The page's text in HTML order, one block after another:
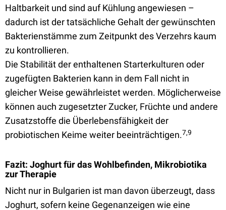
Haltbarkeit und sind auf Kühlung angewiesen –
dadurch ist der tatsächliche Gehalt der gewünschten
Bakterienstämme zum Zeitpunkt des Verzehrs kaum
zu kontrollieren.
Die Stabilität der enthaltenen Starterkulturen oder
zugefügten Bakterien kann in dem Fall nicht in
gleicher Weise gewährleistet werden. Möglicherweise
können auch zugesetzter Zucker, Früchte und andere
Zusatzstoffe die Überlebensfähigkeit der
probiotischen Keime weiter beeinträchtigen.7,9
Fazit: Joghurt für das Wohlbefinden, Mikrobiotika
zur Therapie
Nicht nur in Bulgarien ist man davon überzeugt, dass
Joghurt, sofern keine Gegenanzeigen wie eine